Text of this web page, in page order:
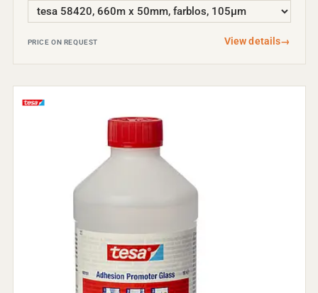
PRICE ON REQUEST View details→